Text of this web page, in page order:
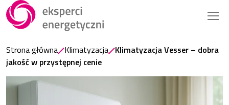
Strona główna Klimatyzacja Klimatyzacja Vesser – dobra
jakość w przystępnej cenie